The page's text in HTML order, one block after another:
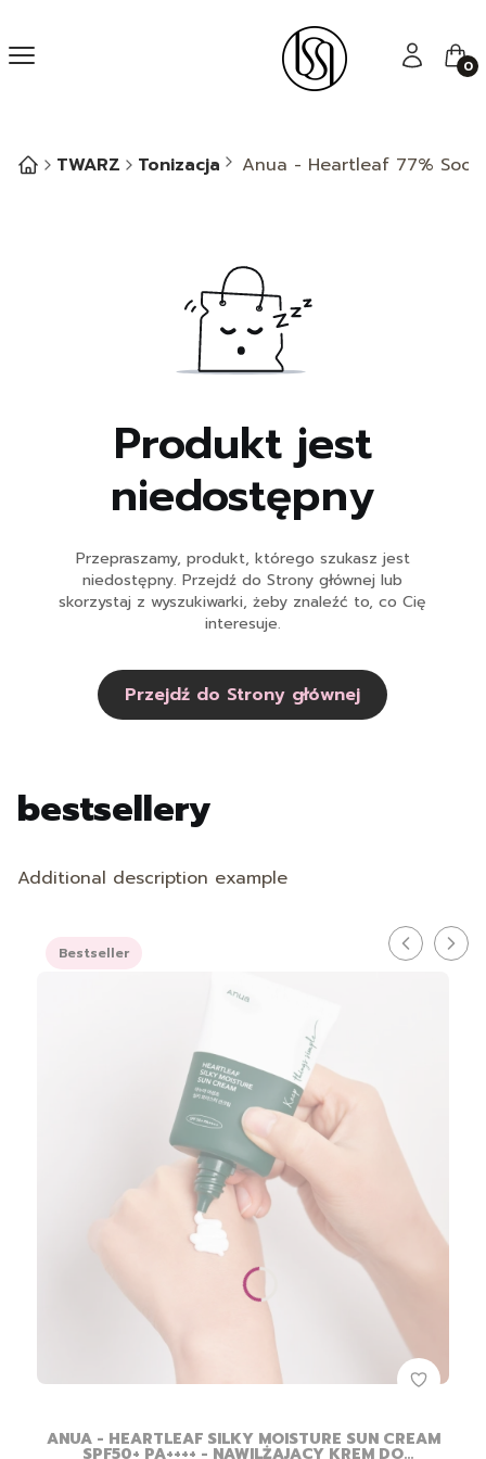
Menu Zaloguj się
TWARZ Tonizacja Anua - Heartleaf 77%
Produkt jest
niedostępny
Przepraszamy, produkt, którego szukasz jest
niedostępny. Przejdź do Strony głównej lub
skorzystaj z wyszukiwarki, żeby znaleźć to, co Cię
interesuje.
Przejdź do Strony głównej
bestsellery
Additional description example
Bestseller
ANUA - HEARTLEAF SILKY MOISTURE SUN CREAM
SPF50+ PA++++ - NAWILŻAJĄCY KREM DO